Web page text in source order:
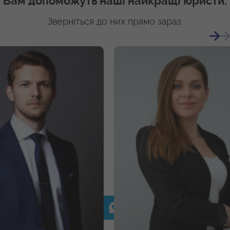
Зверніться до них прямо зараз.